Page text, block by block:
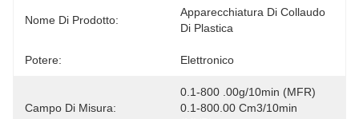
Nome Di Prodotto:
Apparecchiatura Di Collaudo
Di Plastica
Potere: Elettronico
Campo Di Misura:
0.1-800 .00g/10min (MFR)
0.1-800.00 Cm3/10min